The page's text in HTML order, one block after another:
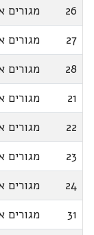
26
מגורים
27
מגורים
28
מגורים
21
מגורים
22
מגורים
23
מגורים
24
מגורים
31
מגורים